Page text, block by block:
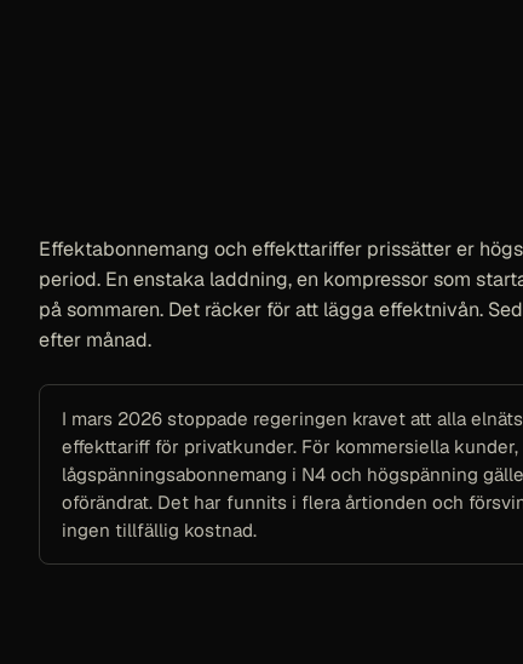
Effektabonnemang och effekttariffer prissätter er
period. En enstaka laddning, en kompressor som
på sommaren. Det räcker för att lägga effektnivån.
efter månad.
I mars 2026 stoppade regeringen kravet att alla
effekttariff för privatkunder. För kommersiella kunder,
lågspänningsabonnemang i N4 och högspänning
oförändrat. Det har funnits i flera årtionden och
ingen tillfällig kostnad.